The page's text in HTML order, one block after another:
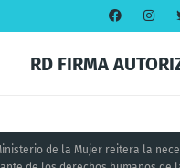
RD FIRMA
de la Mujer reitera la